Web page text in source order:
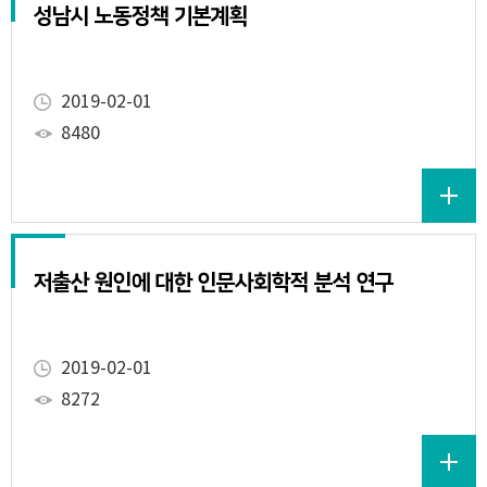
성남시 노동정책 기본계획
2019-02-01
8480
저출산 원인에 대한 인문사회학적 분석 연구
2019-02-01
8272